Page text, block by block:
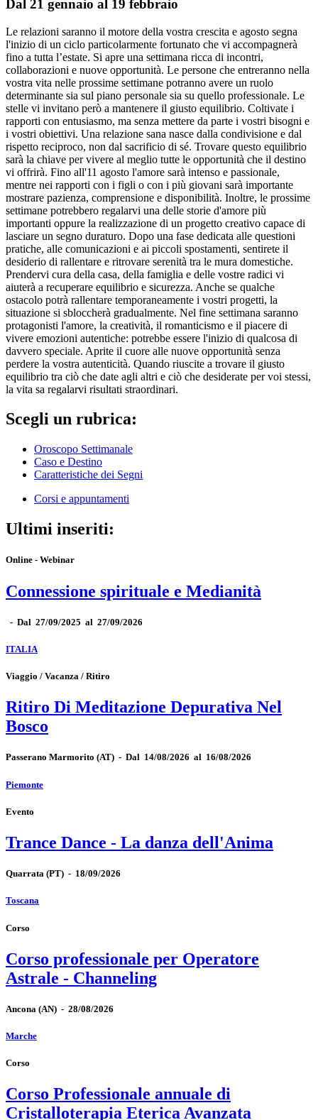
Dal 21 gennaio al 19 febbraio
Le relazioni saranno il motore della vostra crescita e agosto segna
l'inizio di un ciclo particolarmente fortunato che vi accompagnerà
fino a tutta l’estate. Si apre una settimana ricca di incontri,
collaborazioni e nuove opportunità. Le persone che entreranno nella
vostra vita nelle prossime settimane potranno avere un ruolo
determinante sia sul piano personale sia su quello professionale. Le
stelle vi invitano però a mantenere il giusto equilibrio. Coltivate i
rapporti con entusiasmo, ma senza mettere da parte i vostri bisogni e
i vostri obiettivi. Una relazione sana nasce dalla condivisione e dal
rispetto reciproco, non dal sacrificio di sé. Trovare questo equilibrio
sarà la chiave per vivere al meglio tutte le opportunità che il destino
vi offrirà. Fino all'11 agosto l'amore sarà intenso e passionale,
mentre nei rapporti con i figli o con i più giovani sarà importante
mostrare pazienza, comprensione e disponibilità. Inoltre, le prossime
settimane potrebbero regalarvi una delle storie d'amore più
importanti oppure la realizzazione di un progetto creativo capace di
lasciare un segno duraturo. Dopo una fase dedicata alle questioni
pratiche, alle comunicazioni e ai piccoli spostamenti, sentirete il
desiderio di rallentare e ritrovare serenità tra le mura domestiche.
Prendervi cura della casa, della famiglia e delle vostre radici vi
aiuterà a recuperare equilibrio e sicurezza. Anche se qualche
ostacolo potrà rallentare temporaneamente i vostri progetti, la
situazione si sbloccherà gradualmente. Nel fine settimana saranno
protagonisti l'amore, la creatività, il romanticismo e il piacere di
vivere emozioni autentiche: potrebbe essere l'inizio di qualcosa di
davvero speciale. Aprite il cuore alle nuove opportunità senza
perdere la vostra autenticità. Quando riuscite a trovare il giusto
equilibrio tra ciò che date agli altri e ciò che desiderate per voi stessi,
la vita sa regalarvi risultati straordinari.
Scegli un rubrica:
Oroscopo Settimanale
Caso e Destino
Caratteristiche dei Segni
Corsi e appuntamenti
Ultimi inseriti:
Online - Webinar
Connessione spirituale e Medianità
- Dal 27/09/2025 al 27/09/2026
ITALIA
Viaggio / Vacanza / Ritiro
Ritiro Di Meditazione Depurativa Nel
Bosco
Passerano Marmorito (AT) - Dal 14/08/2026 al 16/08/2026
Piemonte
Evento
Trance Dance - La danza dell'Anima
Quarrata (PT) - 18/09/2026
Toscana
Corso
Corso professionale per Operatore
Astrale - Channeling
Ancona (AN) - 28/08/2026
Marche
Corso
Corso Professionale annuale di
Cristalloterapia Eterica Avanzata